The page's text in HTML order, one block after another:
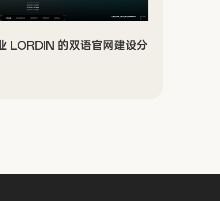
浸式数字文化场馆网站设计